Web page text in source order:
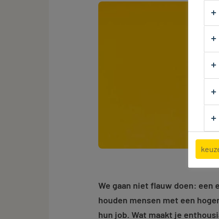
We gaan niet flauw doen: een
houden mensen met een
hun job. Wat maakt je